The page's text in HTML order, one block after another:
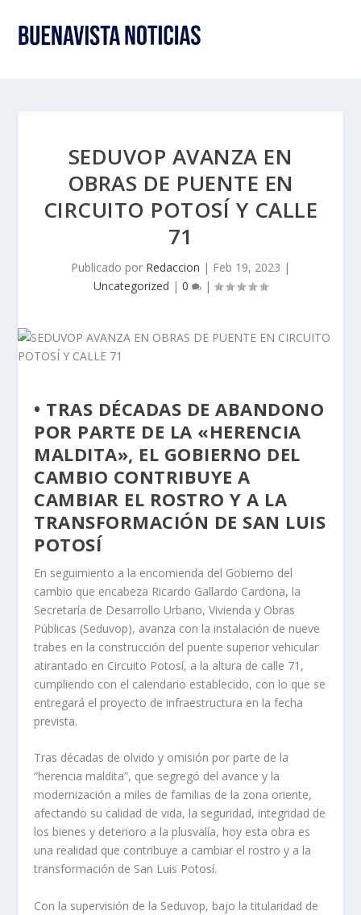
SEDUVOP AVANZA EN
OBRAS DE PUENTE EN
CIRCUITO POTOSÍ Y CALLE
71
Publicado por Redaccion | Feb 19, 2023 |
Uncategorized | 0 |
• TRAS DÉCADAS DE ABANDONO
POR PARTE DE LA «HERENCIA
MALDITA», EL GOBIERNO DEL
CAMBIO CONTRIBUYE A
CAMBIAR EL ROSTRO Y A LA
TRANSFORMACIÓN DE SAN LUIS
POTOSÍ
En seguimiento a la encomienda del Gobierno del
cambio que encabeza Ricardo Gallardo Cardona, la
Secretaría de Desarrollo Urbano, Vivienda y Obras
Públicas (Seduvop), avanza con la instalación de nueve
trabes en la construcción del puente superior vehicular
atirantado en Circuito Potosí, a la altura de calle 71,
cumpliendo con el calendario establecido, con lo que se
entregará el proyecto de infraestructura en la fecha
prevista.
Tras décadas de olvido y omisión por parte de la
“herencia maldita”, que segregó del avance y la
modernización a miles de familias de la zona oriente,
afectando su calidad de vida, la seguridad, integridad de
los bienes y deterioro a la plusvalía, hoy esta obra es
una realidad que contribuye a cambiar el rostro y a la
transformación de San Luis Potosí.
Con la supervisión de la Seduvop, bajo la titularidad de